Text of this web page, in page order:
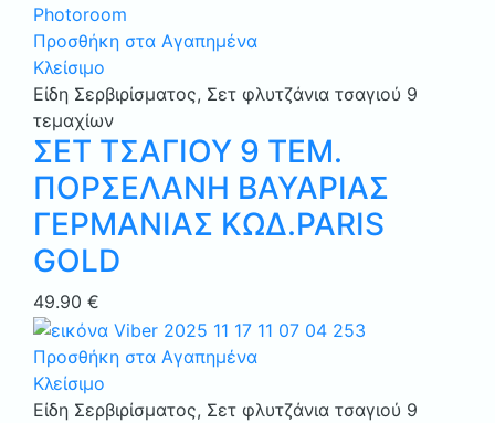
was:
39.90 €.είναι:
Προσθήκη στα Αγαπημένα
Κλείσιμο
Είδη Σερβιρίσματος, Σετ φλυτζάνια τσαγιού 9
τεμαχίων
ΣΕΤ ΤΣΑΓΙΟΥ 9 ΤΕΜ.
ΠΟΡΣΕΛΑΝΗ ΒΑΥΑΡΙΑΣ
ΓΕΡΜΑΝΙΑΣ ΚΩΔ.PARIS
GOLD
49.90 €
Προσθήκη στα Αγαπημένα
Κλείσιμο
Είδη Σερβιρίσματος, Σετ φλυτζάνια τσαγιού 9